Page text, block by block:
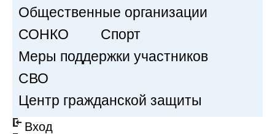
Общественные организации
СОНКО
Спорт
Меры поддержки участников
СВО
Центр гражданской защиты
Вход